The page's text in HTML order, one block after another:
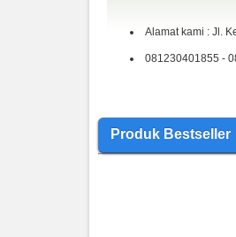
Alamat kami : Jl.
081230401855 -
Produk Bestseller